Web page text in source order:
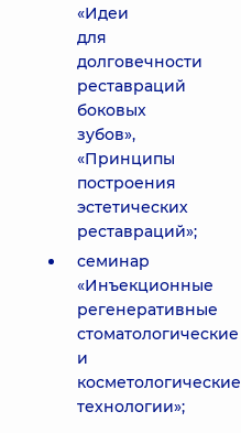
«Идеи
для
долговечности
реставраций
боковых
зубов»,
«Принципы
построения
эстетических
реставраций»;
семинар
«Инъекционные
регенеративные
стоматологические
и
косметологические
технологии»;